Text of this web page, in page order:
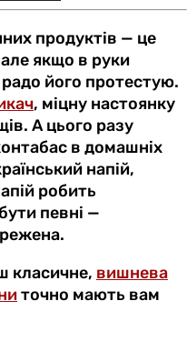
продуктів — це
якщо в руки
його протестую.
, міцну настоянку
А цього разу
в домашніх
напій,
робить
певні —
класичне, вишнева
точно мають вам